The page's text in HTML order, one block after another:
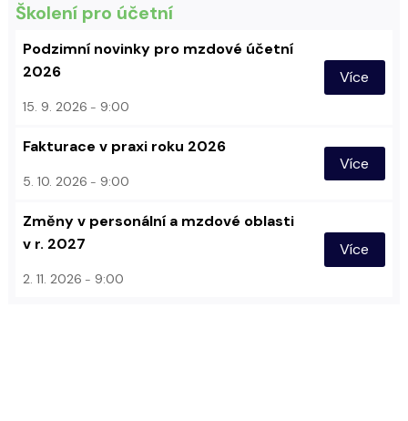
Školení pro účetní
Podzimní novinky pro mzdové účetní
2026
15. 9. 2026 9:00
Více
Fakturace v praxi roku 2026
5. 10. 2026 9:00
Více
Změny v personální a mzdové oblasti
v r. 2027
2. 11. 2026 9:00
Více